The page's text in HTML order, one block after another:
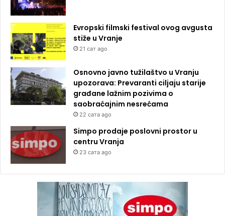
Evropski filmski festival ovog avgusta
stiže u Vranje
21 сат ago
Osnovno javno tužilaštvo u Vranju
upozorava: Prevaranti ciljaju starije
građane lažnim pozivima o
saobraćajnim nesrećama
22 сата ago
Simpo prodaje poslovni prostor u
centru Vranja
23 сата ago